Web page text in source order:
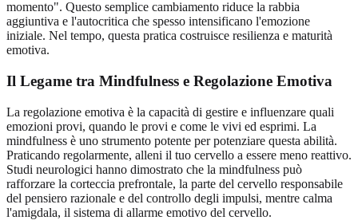
momento". Questo semplice cambiamento riduce la rabbia
aggiuntiva e l'autocritica che spesso intensificano l'emozione
iniziale. Nel tempo, questa pratica costruisce resilienza e maturità
emotiva.
Il Legame tra Mindfulness e Regolazione Emotiva
La regolazione emotiva è la capacità di gestire e influenzare quali
emozioni provi, quando le provi e come le vivi ed esprimi. La
mindfulness è uno strumento potente per potenziare questa abilità.
Praticando regolarmente, alleni il tuo cervello a essere meno reattivo.
Studi neurologici hanno dimostrato che la mindfulness può
rafforzare la corteccia prefrontale, la parte del cervello responsabile
del pensiero razionale e del controllo degli impulsi, mentre calma
l'amigdala, il sistema di allarme emotivo del cervello.